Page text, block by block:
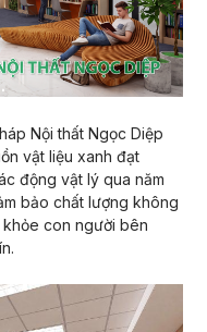
Nội thất Ngọc Diệp
vật liệu xanh đạt
động vật lý qua năm
bảo chất lượng không
con người bên